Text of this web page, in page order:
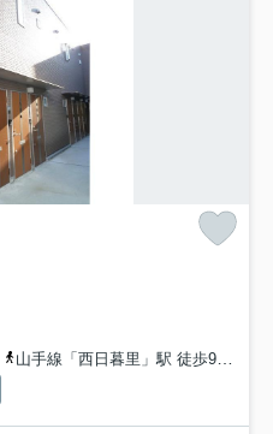
山手線「西日暮里」駅 徒歩9分